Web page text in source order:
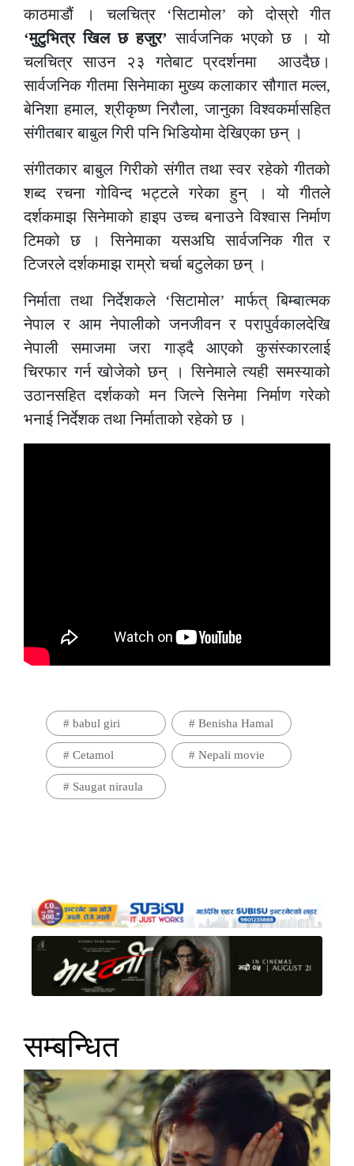
काठमाडौं । चलचित्र ‘सिटामोल’ को दोस्रो गीत
‘मुटुभित्र खिल छ हजुर’ सार्वजनिक भएको छ । यो
चलचित्र साउन २३ गतेबाट प्रदर्शनमा आउदैछ।
सार्वजनिक गीतमा सिनेमाका मुख्य कलाकार सौगात मल्ल,
बेनिशा हमाल, श्रीकृष्ण निरौला, जानुका विश्वकर्मासहित
संगीतबार बाबुल गिरी पनि भिडियोमा देखिएका छन् ।
संगीतकार बाबुल गिरीको संगीत तथा स्वर रहेको गीतको
शब्द रचना गोविन्द भट्टले गरेका हुन् । यो गीतले
दर्शकमाझ सिनेमाको हाइप उच्च बनाउने विश्वास निर्माण
टिमको छ । सिनेमाका यसअघि सार्वजनिक गीत र
टिजरले दर्शकमाझ राम्रो चर्चा बटुलेका छन् ।
निर्माता तथा निर्देशकले ‘सिटामोल’ मार्फत् बिम्बात्मक
नेपाल र आम नेपालीको जनजीवन र परापुर्वकालदेखि
नेपाली समाजमा जरा गाड्दै आएको कुसंस्कारलाई
चिरफार गर्न खोजेको छन् । सिनेमाले त्यही समस्याको
उठानसहित दर्शकको मन जित्ने सिनेमा निर्माण गरेको
भनाई निर्देशक तथा निर्माताको रहेको छ ।
# babul giri # Benisha Hamal
# Cetamol # Nepali movie
# Saugat niraula
सम्बन्धित